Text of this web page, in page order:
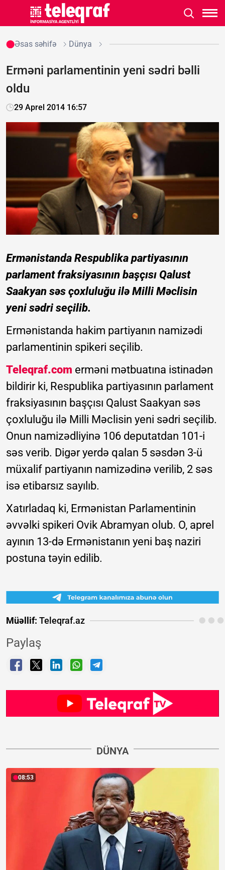
Əsas səhifə Dünya
Erməni parlamentinin yeni sədri bəlli
oldu
29 Aprel 2014 16:57
Ermənistanda Respublika partiyasının
parlament fraksiyasının başçısı Qalust
Saakyan səs çoxluluğu ilə Milli Məclisin
yeni sədri seçilib.
Ermənistanda hakim partiyanın namizədi
parlamentinin spikeri seçilib.
Teleqraf.com erməni mətbuatına istinadən
bildirir ki, Respublika partiyasının parlament
fraksiyasının başçısı Qalust Saakyan səs
çoxluluğu ilə Milli Məclisin yeni sədri seçilib.
Onun namizədliyinə 106 deputatdan 101-i
səs verib. Digər yerdə qalan 5 səsdən 3-ü
müxalif partiyanın namizədinə verilib, 2 səs
isə etibarsız sayılıb.
Xatırladaq ki, Ermənistan Parlamentinin
əvvəlki spikeri Ovik Abramyan olub. O, aprel
ayının 13-də Ermənistanın yeni baş naziri
postuna təyin edilib.
Müəllif: Teleqraf.az
Paylaş
DÜNYA
08:53